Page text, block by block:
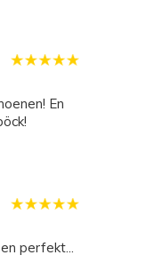
perfekt...